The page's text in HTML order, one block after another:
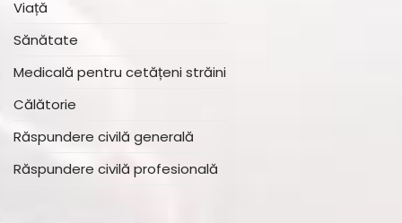
Viață
Sănătate
Medicală pentru cetățeni străini
Călătorie
Răspundere civilă generală
Răspundere civilă profesională